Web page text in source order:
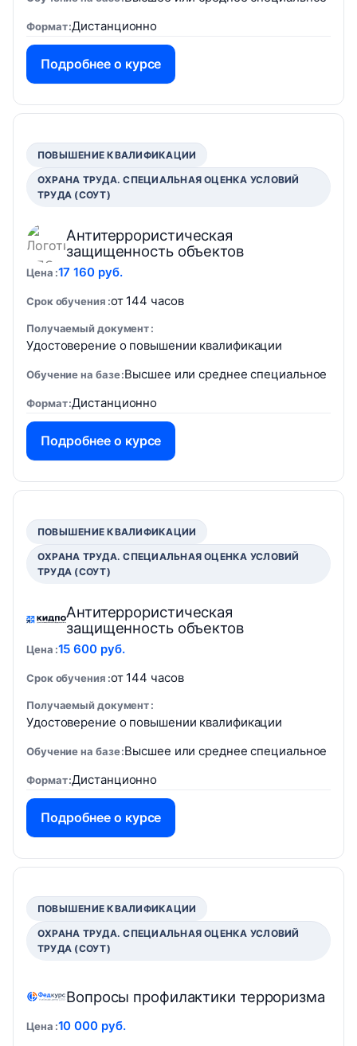
Формат Дистанционно
Подробнее о курсе
ПОВЫШЕНИЕ КВАЛИФИКАЦИИ
ОХРАНА ТРУДА. СПЕЦИАЛЬНАЯ ОЦЕНКА УСЛОВИЙ
ТРУДА (СОУТ)
Антитеррористическая
защищенность объектов
Цена 17 160 руб.
Срок обучения от 144 часов
Получаемый документ
Удостоверение о повышении квалификации
Обучение на базе Высшее или среднее специальное
Формат Дистанционно
Подробнее о курсе
ПОВЫШЕНИЕ КВАЛИФИКАЦИИ
ОХРАНА ТРУДА. СПЕЦИАЛЬНАЯ ОЦЕНКА УСЛОВИЙ
ТРУДА (СОУТ)
Антитеррористическая
защищенность объектов
Цена 15 600 руб.
Срок обучения от 144 часов
Получаемый документ
Удостоверение о повышении квалификации
Обучение на базе Высшее или среднее специальное
Формат Дистанционно
Подробнее о курсе
ПОВЫШЕНИЕ КВАЛИФИКАЦИИ
ОХРАНА ТРУДА. СПЕЦИАЛЬНАЯ ОЦЕНКА УСЛОВИЙ
ТРУДА (СОУТ)
Вопросы профилактики терроризма
Цена 10 000 руб.